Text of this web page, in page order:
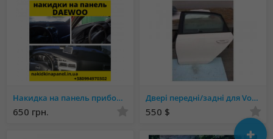
Накидка на панель приборов део ланос
650 грн.
Двері передні/задні для Volkswagen Passat B7 USA
550 $